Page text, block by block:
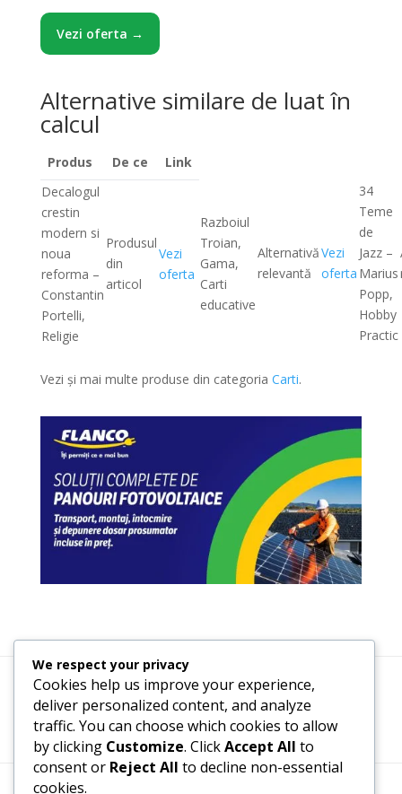
Vezi oferta →
Alternative similare de luat în
calcul
Produs De ce
Link
Decalogul
crestin
modern si
noua
reforma –
Constantin
Portelli,
Religie
Produsul
din
articol
Vezi
oferta
Razboiul
Troian,
Gama,
Carti
educative
Alternativă
relevantă
Vezi
oferta
34
Teme
de
Jazz –
Marius
Popp,
Hobby
Practic
Vezi și mai multe produse din categoria Carti.
Termeni, Condiții & Protecția Datelor (GDPR)
We respect your privacy
Cookies help us improve your experience,
deliver personalized content, and analyze
traffic. You can choose which cookies to allow
by clicking Customize. ClickAccept All to
consent or Reject All to decline non-essential
cookies.